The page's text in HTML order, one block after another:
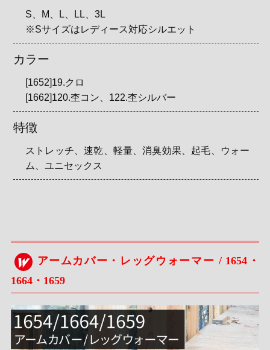
S、M、L、LL、3L
※Sサイズはレディース対応シルエット
カラー
[1652]19.クロ
[1662]120.杢コン、122.杢シルバー
特徴
ストレッチ、速乾、軽量、消臭効果、起毛、ウォー
ム、ユニセックス
アームカバー・レッグウォーマー / 1654・
1664・1659